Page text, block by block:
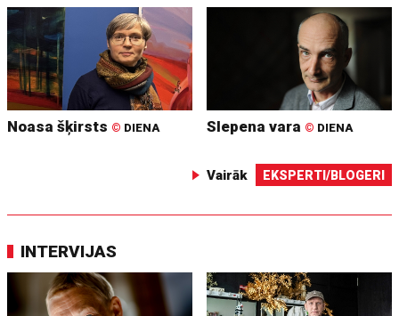
Noasa šķirsts © DIENA Slepena vara © DIENA
Vairāk EKSPERTI/BLOGERI
INTERVIJAS